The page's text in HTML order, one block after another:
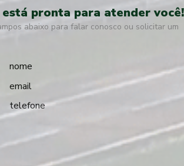
está pronta para atender você!
abaixo para falar conosco ou solicitar um
nome
email
telefone